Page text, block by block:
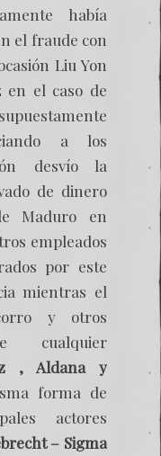
había
el fraude con
Liu Yon
en el caso de
a los
desvío la
de dinero
Maduro en
empleados
por este
mientras el
y otros
cualquier
, Aldana y
forma de
actores
– Sigma